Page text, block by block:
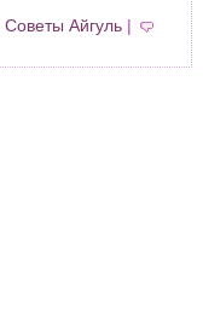
Советы Айгуль |